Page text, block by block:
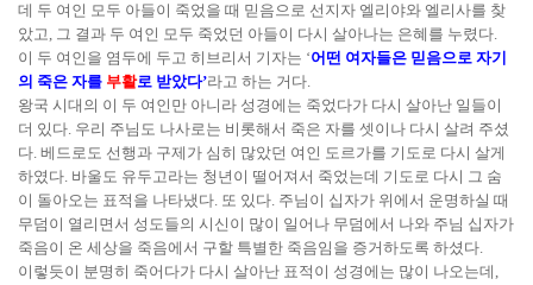
데 두 여인 모두 아들이 죽었을 때 믿음으로 선지자 엘리야와 엘리사를 찾
았고, 그 결과 두 여인 모두 죽었던 아들이 다시 살아나는 은혜를 누렸다.
이 두 여인을 염두에 두고 히브리서 기자는 ‘어떤 여자들은 믿음으로 자기
의 죽은 자를 부활로 받았다’라고 하는 거다.
왕국 시대의 이 두 여인만 아니라 성경에는 죽었다가 다시 살아난 일들이
더 있다. 우리 주님도 나사로는 비롯해서 죽은 자를 셋이나 다시 살려 주셨
다. 베드로도 선행과 구제가 심히 많았던 여인 도르가를 기도로 다시 살게
하였다. 바울도 유두고라는 청년이 떨어져서 죽었는데 기도로 다시 그 숨
이 돌아오는 표적을 나타냈다. 또 있다. 주님이 십자가 위에서 운명하실 때
무덤이 열리면서 성도들의 시신이 많이 일어나 무덤에서 나와 주님 십자가
죽음이 온 세상을 죽음에서 구할 특별한 죽음임을 증거하도록 하셨다.
이렇듯이 분명히 죽어다가 다시 살아난 표적이 성경에는 많이 나오는데,